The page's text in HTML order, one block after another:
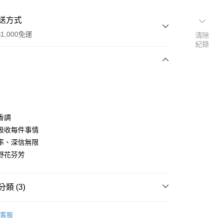
方式
免運
款
取貨
，滿NT$1,000(含以上)免運費
，滿NT$1,000(含以上)免運費
貨
調
收每件事情
、深信無限
花芬芳
類 (3)
客服
清除
紀錄